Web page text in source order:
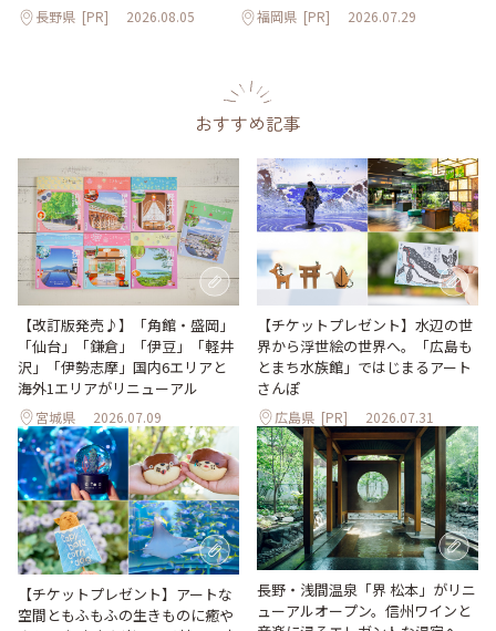
長野県 [PR] 2026.08.05 福岡県 [PR] 2026.07.29
おすすめ記事
【改訂版発売♪】「角館・盛岡」
「仙台」「鎌倉」「伊豆」「軽井
沢」「伊勢志摩」国内6エリアと
海外1エリアがリニューアル
宮城県 2026.07.09
【チケットプレゼント】水辺の世
界から浮世絵の世界へ。「広島も
とまち水族館」ではじまるアート
さんぽ
広島県 [PR] 2026.07.31
【チケットプレゼント】アートな
空間ともふもふの生きものに癒や
長野・浅間温泉「界 松本」がリニ
ューアルオープン。信州ワインと